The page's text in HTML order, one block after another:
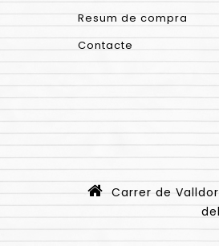
Resum de compra
Contacte
Carrer de